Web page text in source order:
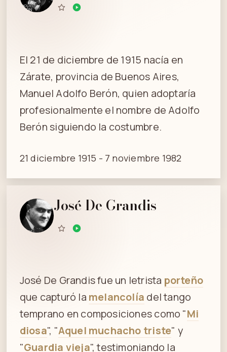
El 21 de diciembre de 1915 nacía en
Zárate, provincia de Buenos Aires,
Manuel Adolfo Berón, quien adoptaría
profesionalmente el nombre de Adolfo
Berón siguiendo la costumbre.
21 diciembre 1915 - 7 noviembre 1982
José De Grandis
José De Grandis fue un letrista porteño
que capturó la melancolía del tango
temprano en composiciones como "Mi
diosa", "Aquel muchacho triste" y
"Guardia vieja", testimoniando la